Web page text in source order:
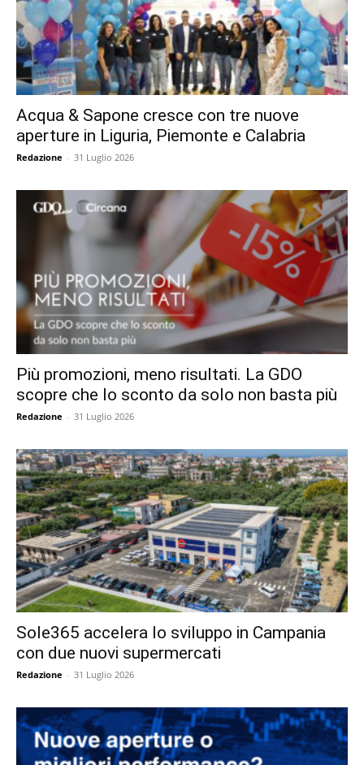
Acqua & Sapone cresce con tre nuove
aperture in Liguria, Piemonte e Calabria
Redazione - 31 Luglio 2026
Più promozioni, meno risultati. La GDO
scopre che lo sconto da solo non basta più
Redazione - 31 Luglio 2026
Sole365 accelera lo sviluppo in Campania
con due nuovi supermercati
Redazione - 31 Luglio 2026